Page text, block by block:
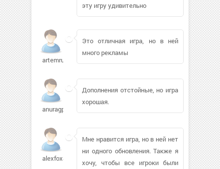
эту игру удивительно
artemru2
Это отличная игра, но в ней
много рекламы
anuragp48636
Дополнения отстойные, но игра
хорошая.
alexfox83827
Мне нравится игра, но в ней нет
ни одного обновления. Также я
хочу, чтобы все игроки были